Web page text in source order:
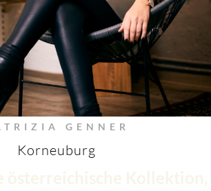
GENNER
Korneuburg
österreichische Kollektion,